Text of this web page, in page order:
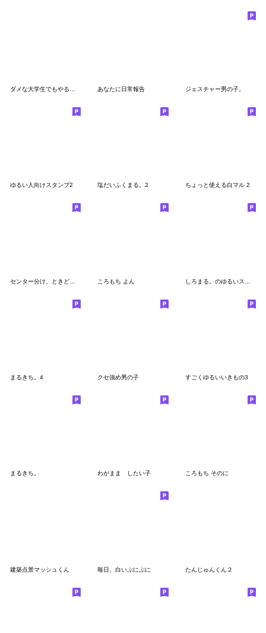
あなたに日常報告 ジェスチャー男の子。
ゆるい人向けスタンプ2 塩だいふくまる。2 ちょっと使える白マル 2
ころもち よん
まるきち。4 クセ強め男の子 すごくゆるいいきもの3
まるきち。 わがまま したい子 ころもち そのに
建築点景マッシュくん 毎日、白いぷにぷに たんじゅんくん２